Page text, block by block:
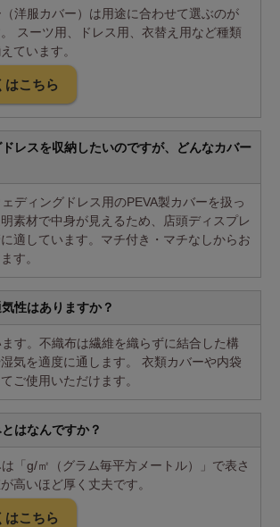
洋服カバー）は用途に合わせて選ぶのが
スーツ用、ドレス用、衣替え用など種類
ています。
はこちら
レスを収納したいのですが、どんなカバー
ディングドレス用のPEVA製カバーを扱っ
素材で中身が見えるため、店頭ディスプレ
適しています。マチ付き・マチなしからお
す。
性はありますか？
す。不織布は繊維を織らずに結合した構
気を適度に通します。 衣類カバーや内袋
ご使用いただけます。
はなんですか？
「g/㎡（グラム毎平方メートル）」で表さ
高いほど厚く丈夫です。
はこちら